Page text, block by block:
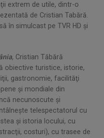
extrem de utile, dintr-o
de Cristian Tabără.
în simulcast pe TVR HD şi
, Cristian Tăbără
obiective turistice, istorie,
gastronomie, facilităţi
şi mondiale din
necunoscute şi
telespectatorul cu
şi istoria locului, cu
costuri), cu trasee de